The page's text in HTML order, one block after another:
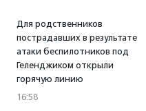
Для родственников
пострадавших в результате
атаки беспилотников под
Геленджиком открыли
горячую линию
16:58